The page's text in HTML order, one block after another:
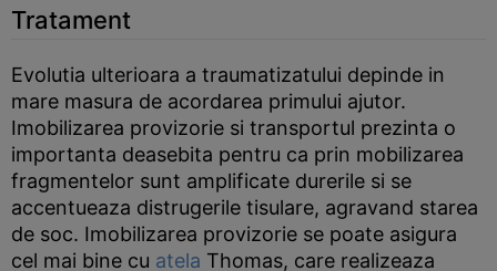
Tratament
Evolutia ulterioara a traumatizatului depinde in
mare masura de acordarea primului ajutor.
Imobilizarea provizorie si transportul prezinta o
importanta deasebita pentru ca prin mobilizarea
fragmentelor sunt amplificate durerile si se
accentueaza distrugerile tisulare, agravand starea
de soc. Imobilizarea provizorie se poate asigura
cel mai bine cu atela Thomas, care realizeaza